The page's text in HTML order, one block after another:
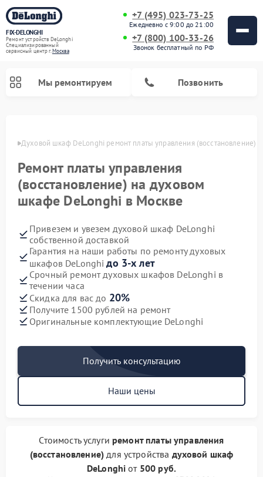
FIX-DELONGHI
Ремонт устройств DeLonghi
Специализированный
cервисный центр г.Москва
+7 (495) 023-73-25
Ежедневно с 9:00 до 21:00
+7 (800) 100-33-26
Звонок бесплатный по РФ
Мы ремонтируем Позвонить
Духовой шкаф DeLonghi ремонт платы управления (восстановление)
Ремонт платы управления
(восстановление) на духовом
шкафе DeLonghi в Москве
Привезем и увезем духовой шкаф DeLonghi
собственной доставкой
Гарантия на наши работы по ремонту духовых
шкафов DeLonghiдо 3-х лет
Срочный ремонт духовых шкафов DeLonghi в
течении часа
Скидка для вас до 20%
Получите 1500 рублей на ремонт
Оригинальные комплектующие DeLonghi
Получить консультацию
Наши цены
Стоимость услуги ремонт платы управления
(восстановление) для устройства духовой шкаф
DeLonghi от 500 руб.